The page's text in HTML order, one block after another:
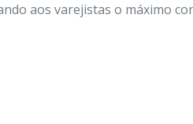
aos varejistas o máximo